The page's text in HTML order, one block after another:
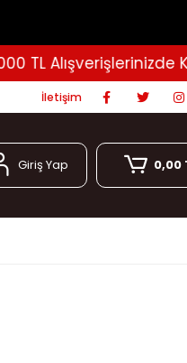
TL Alışverişlerinizde
İletişim
Giriş Yap 0,00